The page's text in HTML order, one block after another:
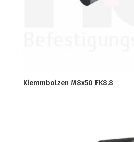
Klemmbolzen M8x50 FK8.8